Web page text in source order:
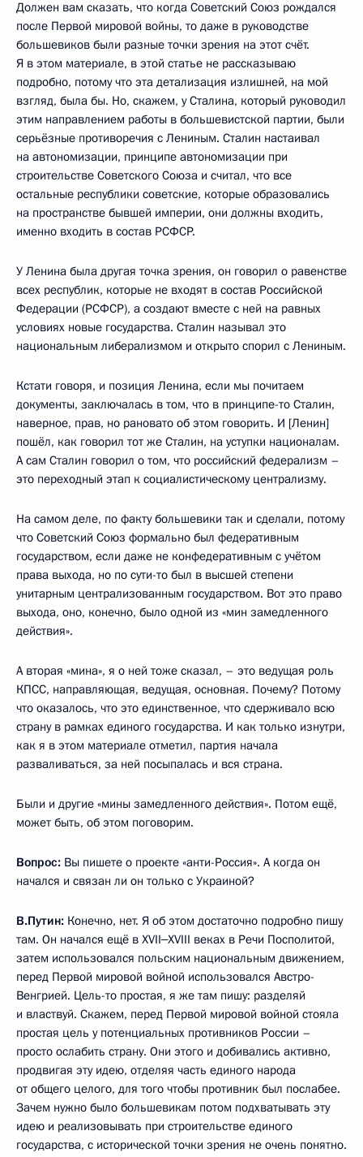
Должен вам сказать, что когда Советский Союз рождался
после Первой мировой войны, то даже в руководстве
большевиков были разные точки зрения на этот счёт.
Я в этом материале, в этой статье не рассказываю
подробно, потому что эта детализация излишней, на мой
взгляд, была бы. Но, скажем, у Сталина, который руководил
этим направлением работы в большевистской партии, были
серьёзные противоречия с Лениным. Сталин настаивал
на автономизации, принципе автономизации при
строительстве Советского Союза и считал, что все
остальные республики советские, которые образовались
на пространстве бывшей империи, они должны входить,
именно входить в состав РСФСР.
У Ленина была другая точка зрения, он говорил о равенстве
всех республик, которые не входят в состав Российской
Федерации (РСФСР), а создают вместе с ней на равных
условиях новые государства. Сталин называл это
национальным либерализмом и открыто спорил с Лениным.
Кстати говоря, и позиция Ленина, если мы почитаем
документы, заключалась в том, что в принципе-то Сталин,
наверное, прав, но рановато об этом говорить. И [Ленин]
пошёл, как говорил тот же Сталин, на уступки националам.
А сам Сталин говорил о том, что российский федерализм –
это переходный этап к социалистическому централизму.
На самом деле, по факту большевики так и сделали, потому
что Советский Союз формально был федеративным
государством, если даже не конфедеративным с учётом
права выхода, но по сути-то был в высшей степени
унитарным централизованным государством. Вот это право
выхода, оно, конечно, было одной из «мин замедленного
действия».
А вторая «мина», я о ней тоже сказал, – это ведущая роль
КПСС, направляющая, ведущая, основная. Почему? Потому
что оказалось, что это единственное, что сдерживало всю
страну в рамках единого государства. И как только изнутри,
как я в этом материале отметил, партия начала
разваливаться, за ней посыпалась и вся страна.
Были и другие «мины замедленного действия». Потом ещё,
может быть, об этом поговорим.
Вопрос: Вы пишете о проекте «анти-Россия». А когда он
начался и связан ли он только с Украиной?
В.Путин: Конечно, нет. Я об этом достаточно подробно пишу
там. Он начался ещё в XVII‒XVIII веках в Речи Посполитой,
затем использовался польским национальным движением,
перед Первой мировой войной использовался Австро-
Венгрией. Цель-то простая, я же там пишу: разделяй
и властвуй. Скажем, перед Первой мировой войной стояла
простая цель у потенциальных противников России –
просто ослабить страну. Они этого и добивались активно,
продвигая эту идею, отделяя часть единого народа
от общего целого, для того чтобы противник был послабее.
Зачем нужно было большевикам потом подхватывать эту
идею и реализовывать при строительстве единого
государства, с исторической точки зрения не очень понятно.